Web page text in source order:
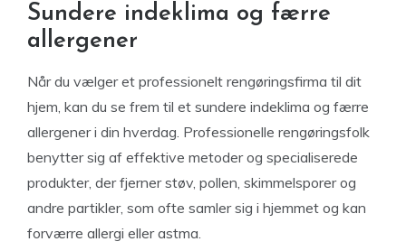
Sundere indeklima og færre
allergener
Når du vælger et professionelt rengøringsfirma til dit
hjem, kan du se frem til et sundere indeklima og færre
allergener i din hverdag. Professionelle rengøringsfolk
benytter sig af effektive metoder og specialiserede
produkter, der fjerner støv, pollen, skimmelsporer og
andre partikler, som ofte samler sig i hjemmet og kan
forværre allergi eller astma.